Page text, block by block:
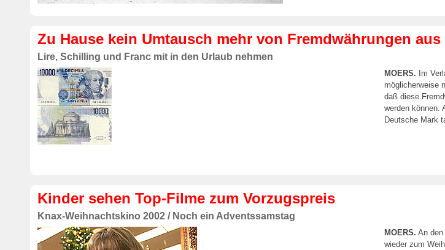
Zu Hause kein Umtausch mehr von Fremdwährungen aus
Lire, Schilling und Franc mit in den Urlaub nehmen
MOERS. Im
möglicherweise
daß diese
werden können.
Deutsche Mark
Kinder sehen Top-Filme zum Vorzugspreis
Knax-Weihnachtskino 2002 / Noch ein Adventssamstag
MOERS. An
wieder zum